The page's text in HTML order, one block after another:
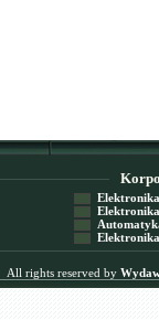
Elektronika
Elektronika
Automatyka
Elektronika
All rights reserved by